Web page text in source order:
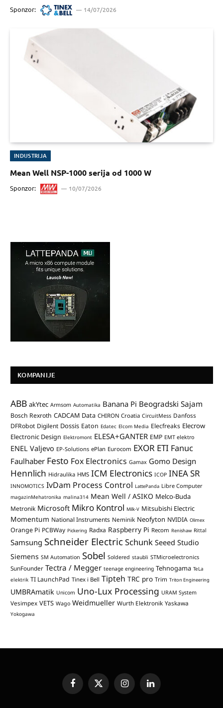
Sponzor: 14/07/2026
INDUSTRIJA
Mean Well NSP-1000 serija od 1000 W
Sponzor: 10/07/2026
KOMPANIJE
ABB akYtec Armsom Automatika Banana Pi Beogradski Sajam
Bosch Rexroth CADCAM Data CHIRON Croatia CircuitMess Danfoss
DFRobot Digilent Dossis Eaton Edatec Elcom Media Elecfreaks Elecrow
Electronic Design Elektromont ELESA+GANTER EMP EMT elektro
ENEL Valjevo EP-Solutions ePlan Eurocom EXOR ETI Fanuc
Faulhaber Festo Fox Electronics Gamax Gomo Design
Hennlich Hidraulika HMS ICM Electronics ICOP INEA SR
INNOMOTICS IvDam Process Control LattePanda Libre Computer
magazinMehatronika malina314 Mean Well / ASIKO Melco-Buda
Metronik Microsoft Mikro Kontrol Milk-V Mitsubishi Electric
Momentum National Instruments Neminik Neofyton NVIDIA Olimex
Orange Pi PCBWay Pickering Radxa Raspberry Pi Recom Renishaw Rittal
Samsung Schneider ElectricSchunk Seeed Studio
Siemens SM Automation Sobel Soldered staubli STMicroelectronics
SunFounder Tectra / Megger teenage engineering Tehnogama TeLa
elektrik TI LaunchPad Tinex i Bell Tipteh TRC pro Trim Triton Engineering
UMBRAmatik Unicom Uno-Lux Processing URAM System
Vesimpex VETS Wago Weidmueller Wurth Elektronik Yaskawa
Yokogawa
FacebookX
(Twitter)
InstagramLinkedIn